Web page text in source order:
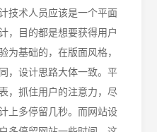
技术人员应该是一个平面
，目的都是想要获得用户
为基础的，在版面风格，
，设计思路大体一致。平
，抓住用户的注意力，尽
上多停留几秒。而网站设